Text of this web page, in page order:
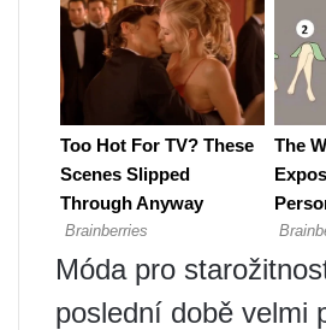
Móda pro
poslední době velmi